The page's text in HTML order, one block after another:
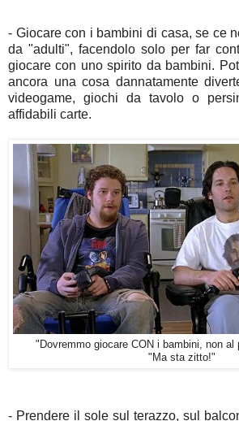
- Giocare con i bambini di casa, se ce
da "adulti", facendolo solo per far
giocare con uno spirito da bambini.
ancora una cosa dannatamente
videogame, giochi da tavolo o
affidabili carte.
"Dovremmo giocare CON i bambini, non al
"Ma sta zitto!"
- Prendere il sole sul terazzo, sul